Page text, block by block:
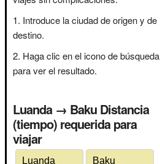
Introduce la ciudad de origen y de
destino.
Haga clic en el icono de búsqueda
para ver el resultado.
Luanda → Baku Distancia
(tiempo) requerida para
viajar